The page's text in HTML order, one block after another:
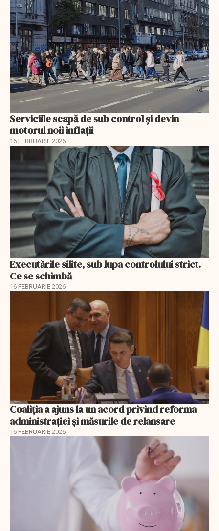
Serviciile scapă de sub control și devin
motorul noii inflații
16 FEBRUARIE 2026
Executările silite, sub lupa controlului strict.
Ce se schimbă
16 FEBRUARIE 2026
Coaliția a ajuns la un acord privind reforma
administrației și măsurile de relansare
16 FEBRUARIE 2026